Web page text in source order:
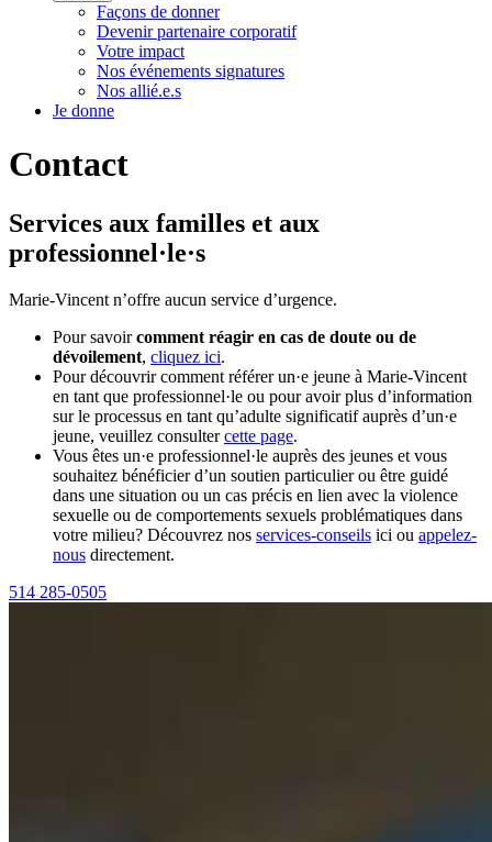
Façons de donner
Devenir partenaire corporatif
Votre impact
Nos événements signatures
Nos allié.e.s
Je donne
Contact
Services aux familles et aux
professionnel·le·s
Marie-Vincent n’offre aucun service d’urgence.
Pour savoircomment réagir en cas de doute ou de
dévoilement, cliquez ici.
Pour découvrir comment référer un·e jeune à Marie-Vincent
en tant que professionnel·le ou pour avoir plus d’information
sur le processus en tant qu’adulte significatif auprès d’un·e
jeune, veuillez consultercette page.
Vous êtes un·e professionnel·le auprès des jeunes et vous
souhaitez bénéficier d’un soutien particulier ou être guidé
dans une situation ou un cas précis en lien avec la violence
sexuelle ou de comportements sexuels problématiques dans
votre milieu? Découvrez nos services-conseils ici ou appelez-
nous directement.
514 285-0505